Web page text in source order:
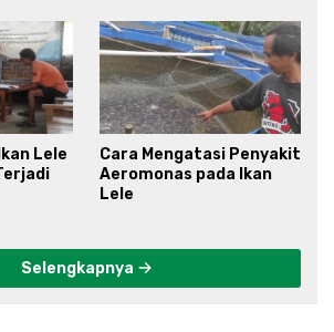
Lele
Cara Mengatasi Penyakit
Aeromonas pada Ikan
Lele
Selengkapnya